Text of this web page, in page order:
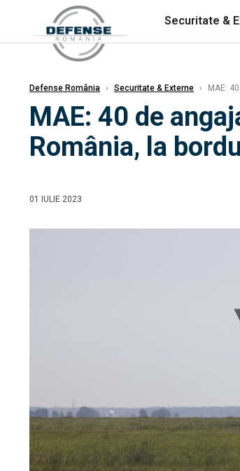
Securitate &
Defense România › Securitate & Externe › MAE:
MAE: 40 de
România, la
01 IULIE 2023